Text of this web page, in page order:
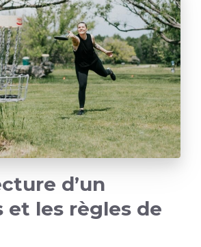
d’un
et les règles de